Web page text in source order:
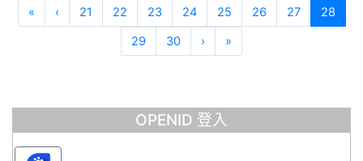
«第一頁
‹上一頁
21 22 23 24 25 26 27 28(目
29 30 ›下一頁
»最後頁
OPENID 登入